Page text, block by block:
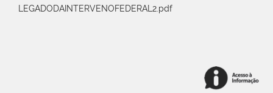
LEGADODAINTERVENOFEDERAL2.pdf